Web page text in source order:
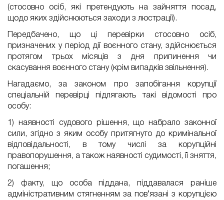
(стосовно осіб, які претендують на зайняття посад,
щодо яких здійснюються заходи з люстрації).
Передбачено, що ці перевірки стосовно осіб,
призначених у період дії воєнного стану, здійснюється
протягом трьох місяців з дня припинення чи
скасування воєнного стану (крім випадків звільнення).
Нагадаємо, за законом про запобігання корупції
спеціальній перевірці підлягають такі відомості про
особу:
1) наявності судового рішення, що набрало законної
сили, згідно з яким особу притягнуто до кримінальної
відповідальності, в тому числі за корупційні
правопорушення, а також наявності судимості, її зняття,
погашення;
2) факту, що особа піддана, піддавалася раніше
адміністративним стягненням за пов’язані з корупцією